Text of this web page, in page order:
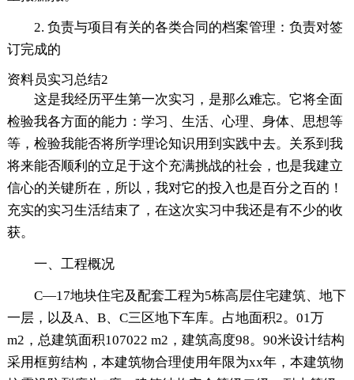
2. 负责与项目有关的各类合同的档案管理：负责对签
订完成的
资料员实习总结2
这是我经历平生第一次实习，是那么难忘。它将全面
检验我各方面的能力：学习、生活、心理、身体、思想等
等，检验我能否将所学理论知识用到实践中去。关系到我
将来能否顺利的立足于这个充满挑战的社会，也是我建立
信心的关键所在，所以，我对它的投入也是百分之百的！
充实的实习生活结束了，在这次实习中我还是有不少的收
获。
一、工程概况
C—17地块住宅及配套工程为5栋高层住宅建筑、地下
一层，以及A、B、C三区地下车库。占地面积2。01万
m2，总建筑面积107022 m2，建筑高度98。90米设计结构
采用框剪结构，本建筑物合理使用年限为xx年，本建筑物